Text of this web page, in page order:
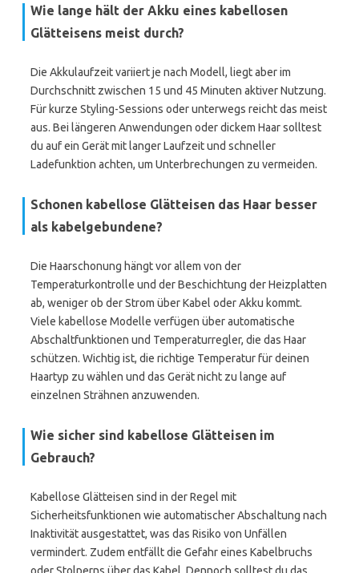
Wie lange hält der Akku eines kabellosen
Glätteisens meist durch?
Die Akkulaufzeit variiert je nach Modell, liegt aber im
Durchschnitt zwischen 15 und 45 Minuten aktiver Nutzung.
Für kurze Styling-Sessions oder unterwegs reicht das meist
aus. Bei längeren Anwendungen oder dickem Haar solltest
du auf ein Gerät mit langer Laufzeit und schneller
Ladefunktion achten, um Unterbrechungen zu vermeiden.
Schonen kabellose Glätteisen das Haar besser
als kabelgebundene?
Die Haarschonung hängt vor allem von der
Temperaturkontrolle und der Beschichtung der Heizplatten
ab, weniger ob der Strom über Kabel oder Akku kommt.
Viele kabellose Modelle verfügen über automatische
Abschaltfunktionen und Temperaturregler, die das Haar
schützen. Wichtig ist, die richtige Temperatur für deinen
Haartyp zu wählen und das Gerät nicht zu lange auf
einzelnen Strähnen anzuwenden.
Wie sicher sind kabellose Glätteisen im
Gebrauch?
Kabellose Glätteisen sind in der Regel mit
Sicherheitsfunktionen wie automatischer Abschaltung nach
Inaktivität ausgestattet, was das Risiko von Unfällen
vermindert. Zudem entfällt die Gefahr eines Kabelbruchs